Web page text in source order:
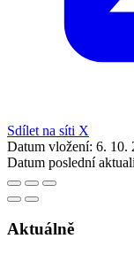
Sdílet na síti X
Datum vložení: 6. 10.
Datum poslední
Aktuálně